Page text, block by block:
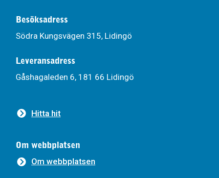
Besöksadress
Södra Kungsvägen 315, Lidingö
Leveransadress
Gåshagaleden 6, 181 66 Lidingö
Hitta hit
Om webbplatsen
Om webbplatsen